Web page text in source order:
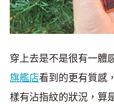
穿上去是不是很有一體
旗艦店看到的更有質感
樣有沾指紋的狀況，算